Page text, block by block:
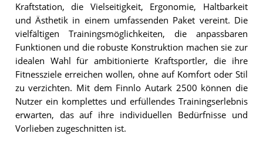
Kraftstation, die Vielseitigkeit, Ergonomie, Haltbarkeit
und Ästhetik in einem umfassenden Paket vereint. Die
vielfältigen Trainingsmöglichkeiten, die anpassbaren
Funktionen und die robuste Konstruktion machen sie zur
idealen Wahl für ambitionierte Kraftsportler, die ihre
Fitnessziele erreichen wollen, ohne auf Komfort oder Stil
zu verzichten. Mit dem Finnlo Autark 2500 können die
Nutzer ein komplettes und erfüllendes Trainingserlebnis
erwarten, das auf ihre individuellen Bedürfnisse und
Vorlieben zugeschnitten ist.